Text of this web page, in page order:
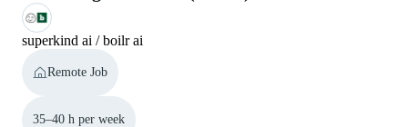
superkind ai / boilr ai
Remote Job
35–40 h per week